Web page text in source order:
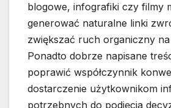
blogowe, infografiki czy filmy
generować naturalne linki
zwiększać ruch organiczny
Ponadto dobrze napisane
poprawić współczynnik
dostarczenie użytkownikom
potrzebnych do podjęcia